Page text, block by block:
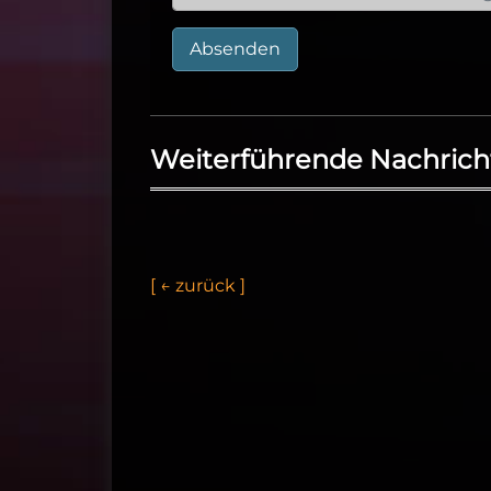
Absenden
Weiterführende
[ ← zu rück ]